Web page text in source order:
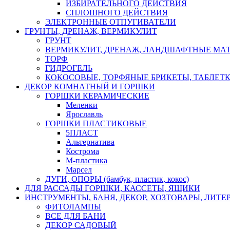
ИЗБИРАТЕЛЬНОГО ДЕЙСТВИЯ
СПЛОШНОГО ДЕЙСТВИЯ
ЭЛЕКТРОННЫЕ ОТПУГИВАТЕЛИ
ГРУНТЫ, ДРЕНАЖ, ВЕРМИКУЛИТ
ГРУНТ
ВЕРМИКУЛИТ, ДРЕНАЖ, ЛАНДШАФТНЫЕ
ТОРФ
ГИДРОГЕЛЬ
КОКОСОВЫЕ, ТОРФЯНЫЕ БРИКЕТЫ,
ДЕКОР КОМНАТНЫЙ И ГОРШКИ
ГОРШКИ КЕРАМИЧЕСКИЕ
Меленки
Ярославль
ГОРШКИ ПЛАСТИКОВЫЕ
5ПЛАСТ
Альтернатива
Кострома
М-пластика
Марсел
ДУГИ, ОПОРЫ (бамбук, пластик, кокос)
ДЛЯ РАССАДЫ ГОРШКИ, КАССЕТЫ, ЯЩИКИ
ИНСТРУМЕНТЫ, БАНЯ, ДЕКОР, ХОЗТОВАРЫ,
ФИТОЛАМПЫ
ВСЕ ДЛЯ БАНИ
ДЕКОР САДОВЫЙ